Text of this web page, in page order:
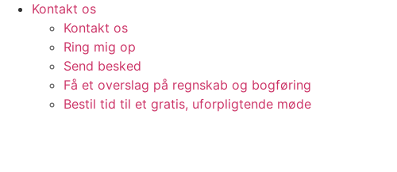
Kontakt os
Kontakt os
Ring mig op
Send besked
Få et overslag på regnskab og bogføring
Bestil tid til et gratis, uforpligtende møde